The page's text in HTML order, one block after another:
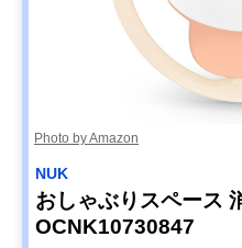
Photo by Amazon
NUK
おしゃぶりスペース
OCNK10730847